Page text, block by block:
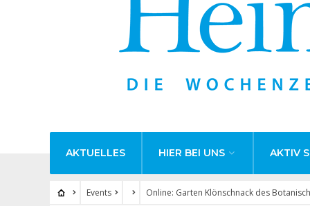
AKTUELLES HIER BEI UNS AKTIV
Events Online: Garten Klönschnack des